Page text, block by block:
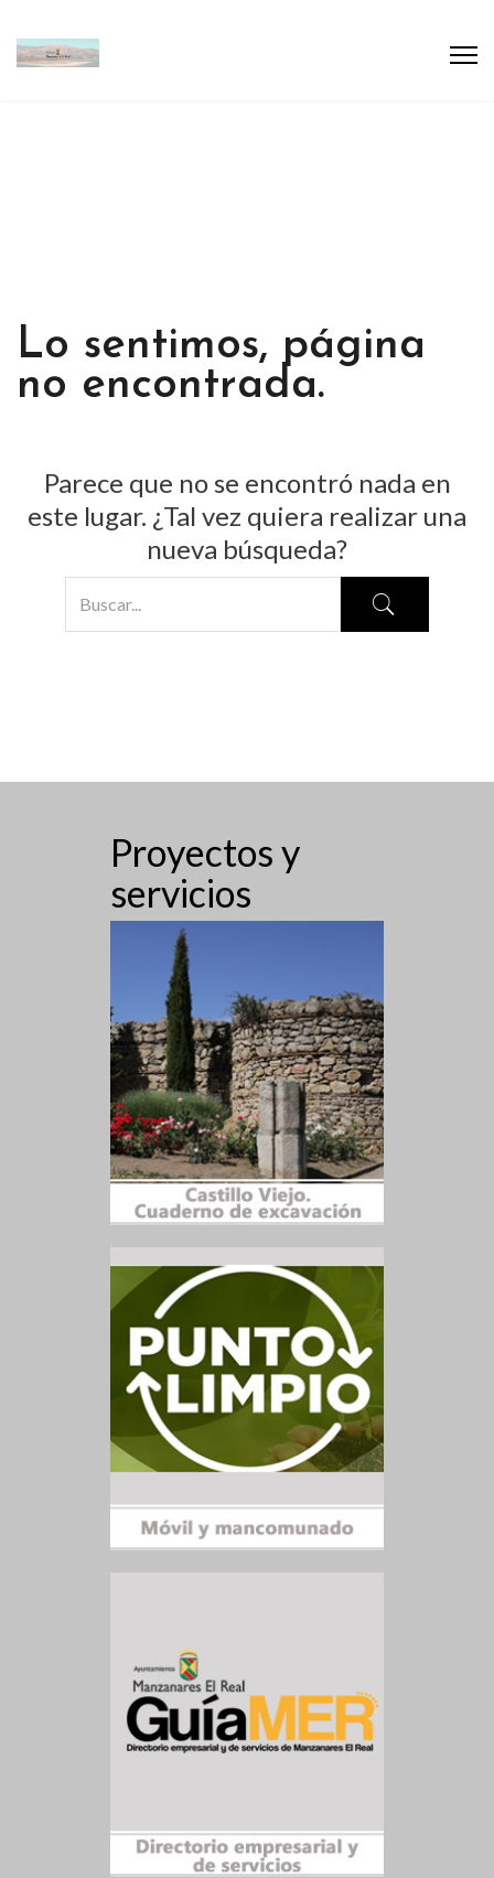
Lo sentimos, página
no encontrada.
Parece que no se encontró nada en
este lugar. ¿Tal vez quiera realizar una
nueva búsqueda?
Proyectos y
servicios